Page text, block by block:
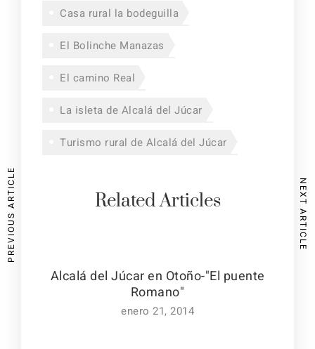
Casa rural la bodeguilla
El Bolinche Manazas
El camino Real
La isleta de Alcalá del Júcar
Turismo rural de Alcalá del Júcar
Related Articles
Alcalá del Júcar en Otoño-"El puente
Romano"
enero 21, 2014
PREVIOUS ARTICLE NEXT ARTICLE